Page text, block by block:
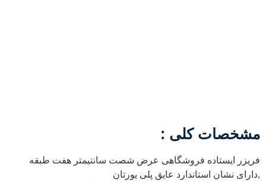
مشخصات کلی :
فریزر ایستاده فروشگاهی عرض شصت سانتیمتر هفت طبقه
,دارای نشان استاندارد عایق پلی یورتان